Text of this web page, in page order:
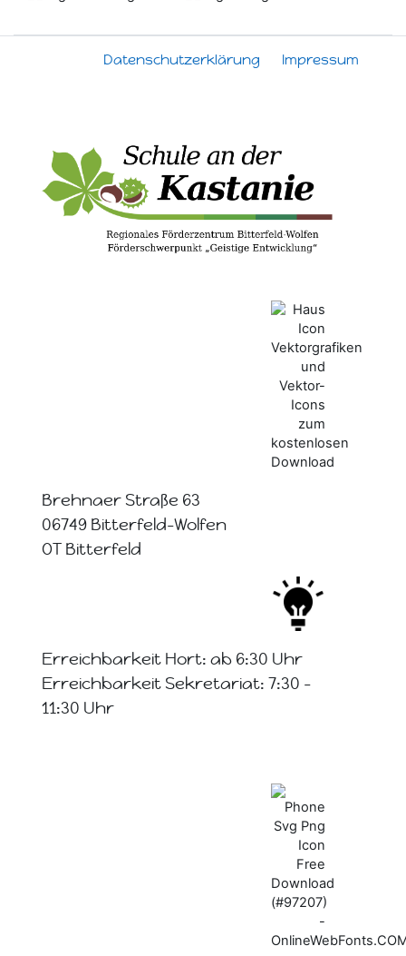
Datenschutzerklärung Impressum
Brehnaer Straße 63
06749 Bitterfeld-Wolfen
OT Bitterfeld
Erreichbarkeit Hort: ab 6:30 Uhr
Erreichbarkeit Sekretariat: 7:30 -
11:30 Uhr